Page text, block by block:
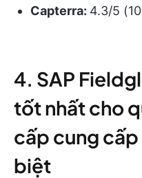
Capterra: 4.3/5
4. SAP
tốt nhất cho
cấp cung
biệt